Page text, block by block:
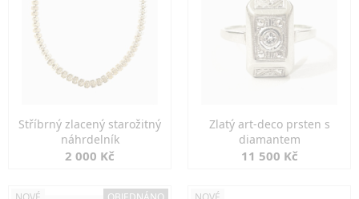
Stříbrný zlacený starožitný
náhrdelník
2 000 Kč
Zlatý art-deco prsten s
diamantem
11 500 Kč